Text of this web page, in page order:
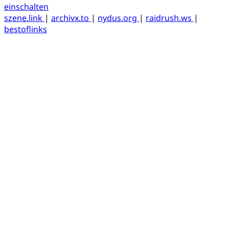
einschalten
szene.link | archivx.to | nydus.org | raidrush.ws |
bestoflinks